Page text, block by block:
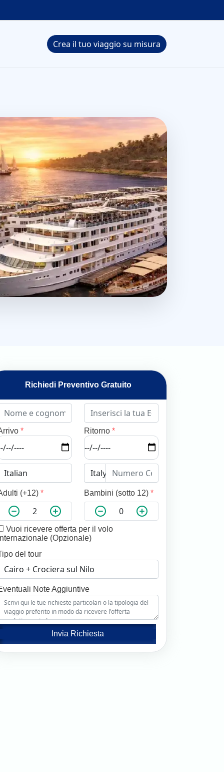
Crea il tuo viaggio su misura
Richiedi Preventivo Gratuito
* Ritorno *
(+12) * Bambini (sotto 12) *
Vuoi ricevere offerta per il volo
(Opzionale)
del tour
Note Aggiuntive
Invia Richiesta